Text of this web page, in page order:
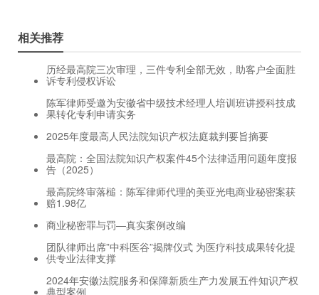
相关推荐
历经最高院三次审理，三件专利全部无效，助客户全面胜
诉专利侵权诉讼
陈军律师受邀为安徽省中级技术经理人培训班讲授科技成
果转化专利申请实务
2025年度最高人民法院知识产权法庭裁判要旨摘要
最高院：全国法院知识产权案件45个法律适用问题年度报
告（2025）
最高院终审落槌：陈军律师代理的美亚光电商业秘密案获
赔1.98亿
商业秘密罪与罚—真实案例改编
团队律师出席”中科医谷”揭牌仪式 为医疗科技成果转化提
供专业法律支撑
2024年安徽法院服务和保障新质生产力发展五件知识产权
典型案例